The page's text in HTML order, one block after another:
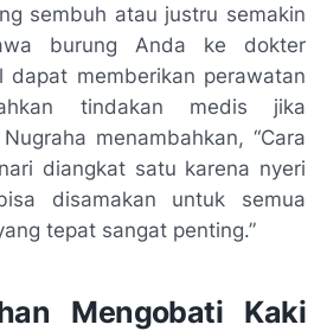
sembuh atau justru semakin
burung Anda ke dokter
dapat memberikan perawatan
tindakan medis jika
menambahkan, “Cara
diangkat satu karena nyeri
disamakan untuk semua
tepat sangat penting.”
Mengobati Kaki